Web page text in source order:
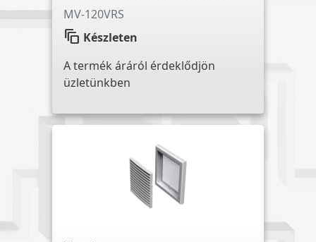
MV-120VRS
auto_awesome_motion Készleten
A termék áráról érdeklődjön
üzletünkben